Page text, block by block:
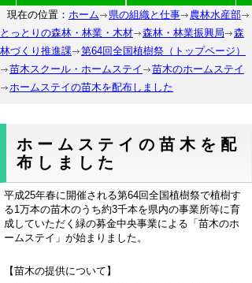
現在の位置： ホーム 県の組織と仕事
農林水産部
とっとりの森林・林業・木材
森林・林業振興局
森
林づくり推進課
第64回全国植樹祭（トップページ）
苗木スクール・ホームステイ
苗木のホームステイ
ホームステイの苗木を配布しました
ホームステイの苗木を配
布しました
平成25年春に開催される第64回全国植樹祭で植樹す
る1万本の苗木のうち約3千本を県内の事業所等に育
成していただく緑の募金中央事業による「苗木のホ
ームステイ」が始まりました。
【苗木の提供について】